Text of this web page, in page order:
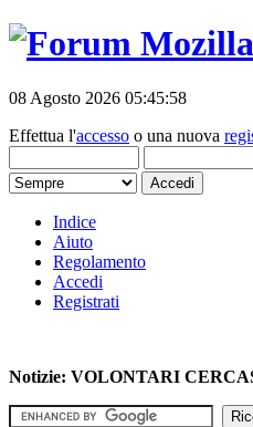
08 Agosto 2026 05:45:58
Effettua l'accesso o una nuova
Indice
Aiuto
Regolamento
Accedi
Registrati
Notizie: VOLONTARI